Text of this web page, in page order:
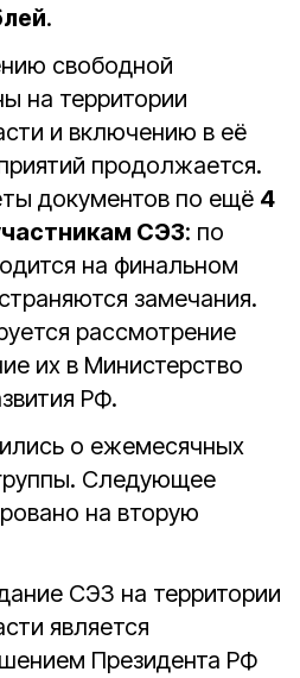
.
свободной
на территории
и включению в её
продолжается.
документов по ещё 4
СЭЗ: по
на финальном
замечания.
рассмотрение
их в Министерство
РФ.
о ежемесячных
Следующее
на вторую
СЭЗ на территории
является
Президента РФ